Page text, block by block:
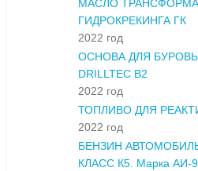
МАСЛО
ГИДРОКРЕКИНГА ГК
2022 год
ОСНОВА ДЛЯ
DRILLTEC B2
2022 год
ТОПЛИВО ДЛЯ
2022 год
БЕНЗИН
КЛАСС К5. Марка АИ-